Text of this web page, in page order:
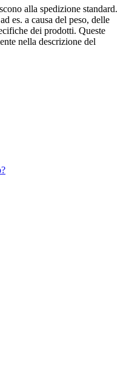
alla spedizione standard.
es. a causa del peso, delle
dei prodotti. Queste
nella descrizione del